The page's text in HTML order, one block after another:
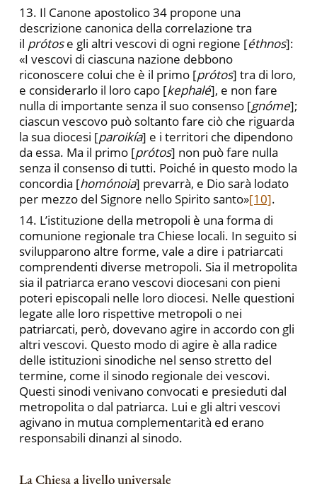
13. Il Canone apostolico 34 propone una
descrizione canonica della correlazione tra
il prótose gli altri vescovi di ogni regione [éthnos]:
«I vescovi di ciascuna nazione debbono
riconoscere colui che è il primo [prótos] tra di loro,
e considerarlo il loro capo [kephalé], e non fare
nulla di importante senza il suo consenso [gnóme];
ciascun vescovo può soltanto fare ciò che riguarda
la sua diocesi [paroikía] e i territori che dipendono
da essa. Ma il primo [prótos] non può fare nulla
senza il consenso di tutti. Poiché in questo modo la
concordia [homónoia] prevarrà, e Dio sarà lodato
per mezzo del Signore nello Spirito santo»[10].
14. L’istituzione della metropoli è una forma di
comunione regionale tra Chiese locali. In seguito si
svilupparono altre forme, vale a dire i patriarcati
comprendenti diverse metropoli. Sia il metropolita
sia il patriarca erano vescovi diocesani con pieni
poteri episcopali nelle loro diocesi. Nelle questioni
legate alle loro rispettive metropoli o nei
patriarcati, però, dovevano agire in accordo con gli
altri vescovi. Questo modo di agire è alla radice
delle istituzioni sinodiche nel senso stretto del
termine, come il sinodo regionale dei vescovi.
Questi sinodi venivano convocati e presieduti dal
metropolita o dal patriarca. Lui e gli altri vescovi
agivano in mutua complementarità ed erano
responsabili dinanzi al sinodo.
La Chiesa a livello universale